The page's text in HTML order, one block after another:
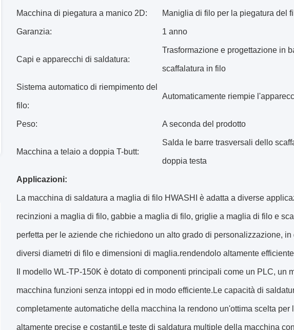
Macchina di piegatura a manico 2D: Maniglia di filo per la piegatura del
Garanzia: 1 anno
Capi e apparecchi di saldatura:
Trasformazione e progettazione in
scaffalatura in filo
Sistema automatico di riempimento del
filo:
Automaticamente riempie
Peso: A seconda del prodotto
Macchina a telaio a doppia T-butt:
Salda le barre trasversali dello
doppia testa
Applicazioni:
La macchina di saldatura a maglia di filo HWASHI è adatta a diverse
recinzioni a maglia di filo, gabbie a maglia di filo, griglie a maglia di filo e
perfetta per le aziende che richiedono un alto grado di personalizzazione,
diversi diametri di filo e dimensioni di maglia.rendendolo altamente
Il modello WL-TP-150K è dotato di componenti principali come un PLC, un
macchina funzioni senza intoppi ed in modo efficiente.Le capacità di
completamente automatiche della macchina la rendono un'ottima scelta
altamente precise e costantiLe teste di saldatura multiple della macchina